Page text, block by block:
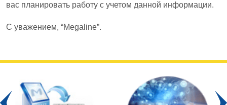
вас планировать работу с учетом данной информации.
С уважением, “Megaline”.